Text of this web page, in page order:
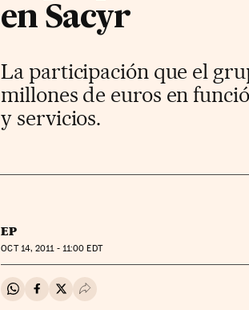
en Sacyr
La participación que el
millones de euros en
y servicios.
EP
OCT14, 2011 - 11:00 EDT
Compartir en Whatsapp
Compartir en Facebook
Compartir en Twitter
Desplegar Redes Sociales